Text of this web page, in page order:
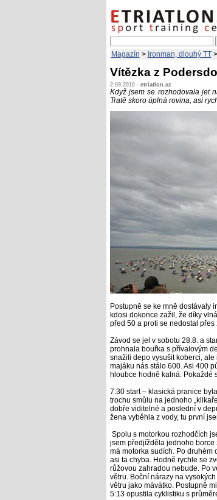
Magazín > Ironman, dlouhý TT>
Vítězka z
2.09.2010 - etriatlon.cz
Když jsem se rozhodovala jet
Tratě skoro úplná rovina, asi
Postupně se ke mně dostávaly
kdosi dokonce zažil, že díky
před 50 a proti se nedostal
Závod se jel v sobotu 28.8. a
prohnala bouřka s přívalovým
snažili depo vysušit koberci,
majáku nás stálo 600. Asi 400
hloubce hodně kalná. Pokaždé
7:30 start – klasická pranice
trochu smůlu na jednoho
dobře viditelné a poslední v
žena vyběhla z vody, tu první
Spolu s motorkou rozhodčích
jsem předjížděla jednoho borce
má motorka sudích. Po druhém
asi ta chyba. Hodně rychle se
růžovou zahradou nebude. Po
větru. Boční nárazy na
větru jako mávátko. Postupně
5:13 opustila cyklistiku s